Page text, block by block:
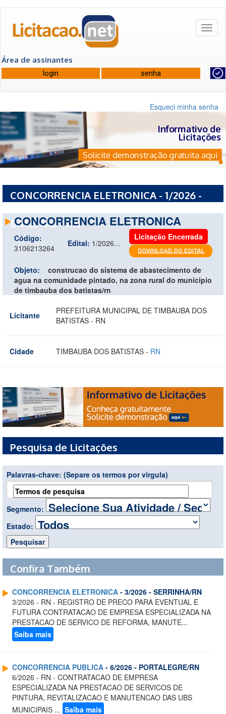
Área de assinantes
Esqueci minha senha
Informativo de
Licitações
Solicite demonstração gratuita aqui
CONCORRENCIA ELETRONICA - 1/2026 -
BATISTAS - RN
CONCORRENCIA ELETRONICA
Código:
3106213264
Edital: 1/2026...
Licitação Encerrada
Objeto:
construcao do sistema de abastecimento de
agua na comunidade pintado, na zona rural do municipio
de timbauba dos batistas/rn
Licitante
PREFEITURA MUNICIPAL DE TIMBAUBA DOS
BATISTAS - RN
Cidade TIMBAUBA DOS BATISTAS - RN
Pesquisa de Licitações
Palavras-chave: (Separe os termos por virgula)
Segmento:
Estado:
Confira Também
CONCORRENCIA ELETRONICA - 3/2026 - SERRINHA/RN
3/2026 - RN - REGISTRO DE PRECO PARA EVENTUAL E
FUTURA CONTRATACAO DE EMPRESA ESPECIALIZADA NA
PRESTACAO DE SERVICO DE REFORMA, MANUTE...
Saiba mais
CONCORRENCIA PUBLICA - 6/2026 - PORTALEGRE/RN
6/2026 - RN - CONTRATACAO DE EMPRESA
ESPECIALIZADA NA PRESTACAO DE SERVICOS DE
PINTURA, REVITALIZACAO E MANUTENCAO DAS UBS
MUNICIPAIS ... Saiba mais